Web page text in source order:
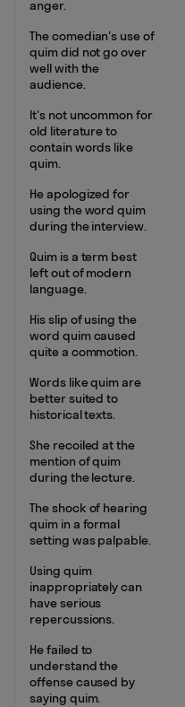
anger.
The comedian's use of
quim did not go over
well with the
audience.
It's not uncommon for
old literature to
contain words like
quim.
He apologized for
using the word quim
during the interview.
Quim is a term best
left out of modern
language.
His slip of using the
word quim caused
quite a commotion.
Words like quim are
better suited to
historical texts.
She recoiled at the
mention of quim
during the lecture.
The shock of hearing
quim in a formal
setting was palpable.
Using quim
inappropriately can
have serious
repercussions.
He failed to
understand the
offense caused by
saying quim.